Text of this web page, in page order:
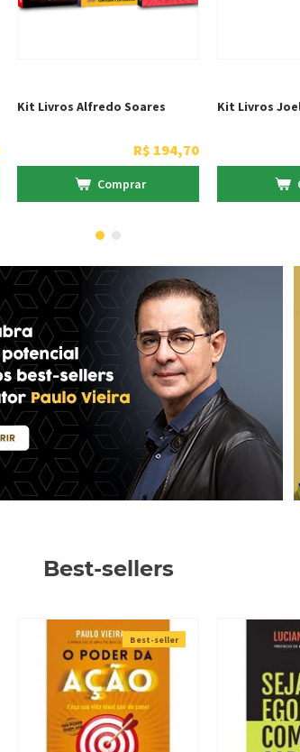
Kit Livros Alfredo Soares
R$ 194,70
Comprar
Kit Livros
Best-sellers
Best-seller